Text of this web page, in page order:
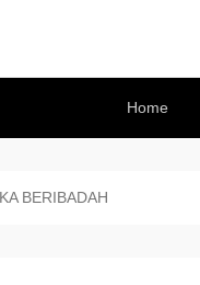
Home
BERIBADAH